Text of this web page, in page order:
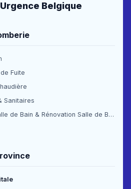
Belgique
Fuite
Sanitaires
Prix pour Renover une Salle de Bain & Rénovation Salle de Bain Prix